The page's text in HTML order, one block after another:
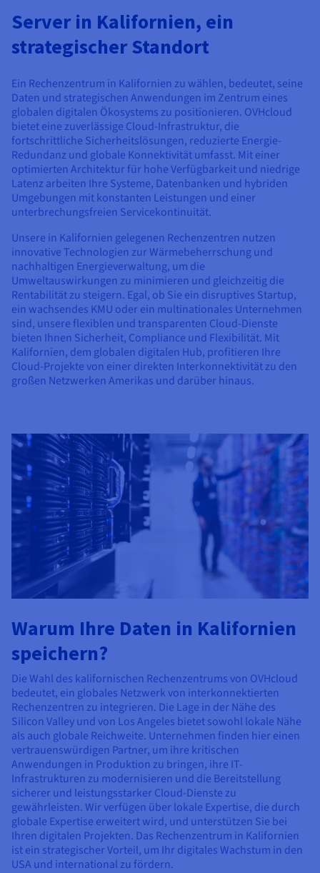
Preise
Verfügbarkeit nach Regionen
Dokumentation
Monitoring
Dokumentation
Roadmap und Changelog
Roadmap und Changelog
Roadmap und Changelog
Server in Kalifornien, ein
strategischer Standort
Ein Rechenzentrum in Kalifornien zu wählen, bedeutet, seine
Daten und strategischen Anwendungen im Zentrum eines
globalen digitalen Ökosystems zu positionieren. OVHcloud
bietet eine zuverlässige Cloud-Infrastruktur, die
fortschrittliche Sicherheitslösungen, reduzierte Energie-
Redundanz und globale Konnektivität umfasst. Mit einer
optimierten Architektur für hohe Verfügbarkeit und niedrige
Latenz arbeiten Ihre Systeme, Datenbanken und hybriden
Umgebungen mit konstanten Leistungen und einer
unterbrechungsfreien Servicekontinuität.
Unsere in Kalifornien gelegenen Rechenzentren nutzen
innovative Technologien zur Wärmebeherrschung und
nachhaltigen Energieverwaltung, um die
Umweltauswirkungen zu minimieren und gleichzeitig die
Rentabilität zu steigern. Egal, ob Sie ein disruptives Startup,
ein wachsendes KMU oder ein multinationales Unternehmen
sind, unsere flexiblen und transparenten Cloud-Dienste
bieten Ihnen Sicherheit, Compliance und Flexibilität. Mit
Kalifornien, dem globalen digitalen Hub, profitieren Ihre
Cloud-Projekte von einer direkten Interkonnektivität zu den
großen Netzwerken Amerikas und darüber hinaus.
Warum Ihre Daten in Kalifornien
speichern?
Die Wahl des kalifornischen Rechenzentrums von OVHcloud
bedeutet, ein globales Netzwerk von interkonnektierten
Rechenzentren zu integrieren. Die Lage in der Nähe des
Silicon Valley und von Los Angeles bietet sowohl lokale Nähe
als auch globale Reichweite. Unternehmen finden hier einen
vertrauenswürdigen Partner, um ihre kritischen
Anwendungen in Produktion zu bringen, ihre IT-
Infrastrukturen zu modernisieren und die Bereitstellung
sicherer und leistungsstarker Cloud-Dienste zu
gewährleisten. Wir verfügen über lokale Expertise, die durch
globale Expertise erweitert wird, und unterstützen Sie bei
Ihren digitalen Projekten. Das Rechenzentrum in Kalifornien
ist ein strategischer Vorteil, um Ihr digitales Wachstum in den
USA und international zu fördern.